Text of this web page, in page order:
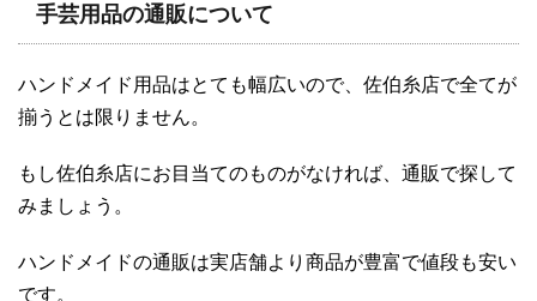
手芸用品の通販について
ハンドメイド用品はとても幅広いので、佐伯糸店で全てが
揃うとは限りません。
もし佐伯糸店にお目当てのものがなければ、通販で探して
みましょう。
ハンドメイドの通販は実店舗より商品が豊富で値段も安い
です。